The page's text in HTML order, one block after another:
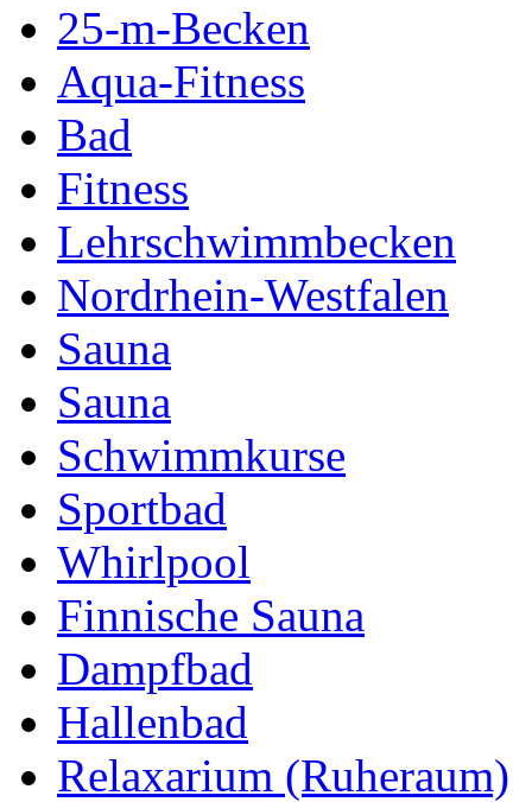
25-m-Becken
Aqua-Fitness
Bad
Fitness
Lehrschwimmbecken
Nordrhein-Westfalen
Sauna
Sauna
Schwimmkurse
Sportbad
Whirlpool
Finnische Sauna
Dampfbad
Hallenbad
Relaxarium (Ruheraum)